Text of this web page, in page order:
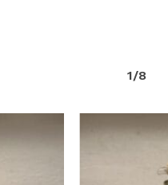
1/8